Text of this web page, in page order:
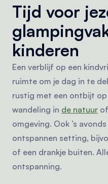
Tijd voor
kinderen
Een verblijf op een
ruimte om je dag in te
rustig met een ontbijt op
wandeling in de natuur
omgeving. Ook ’s
ontspannen setting,
of een drankje buiten.
ontspanning.